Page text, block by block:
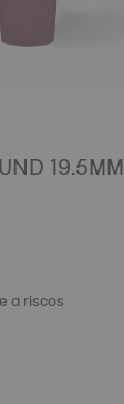
19.5MM
a riscos